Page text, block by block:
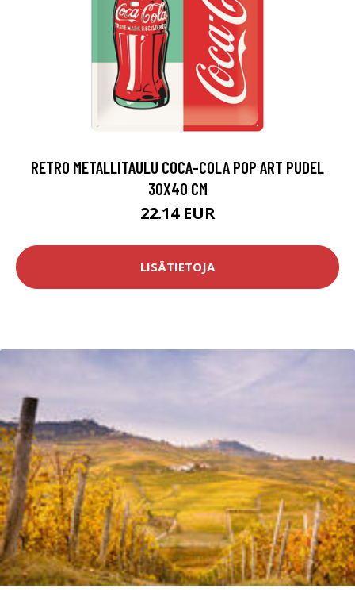
RETRO METALLITAULU COCA-COLA POP ART PUDEL
30X40 CM
22.14 EUR
LISÄTIETOJA